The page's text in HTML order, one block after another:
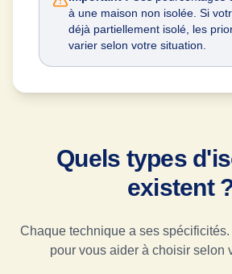
à une maison non isolée. Si
déjà partiellement isolé, les
varier selon votre situation.
Quels types
existent
Chaque technique a ses
pour vous aider à choisir selon